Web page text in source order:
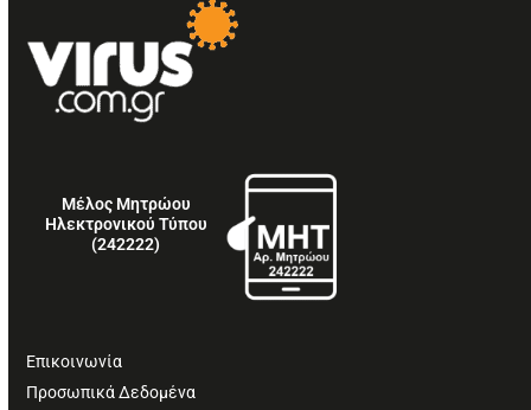
Μέλος Μητρώου
Ηλεκτρονικού Τύπου
(242222)
Επικοινωνία
Προσωπικά Δεδομένα